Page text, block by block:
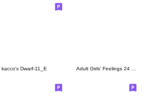
kacco's Dwarf-11_E